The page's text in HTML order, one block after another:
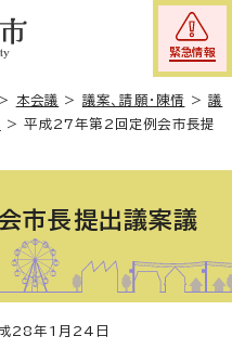
緊急情報
> 本会議 > 議案、請願・陳情 >議
>平成27年第2回定例会市長提
市長提出議案議
28年1月24日